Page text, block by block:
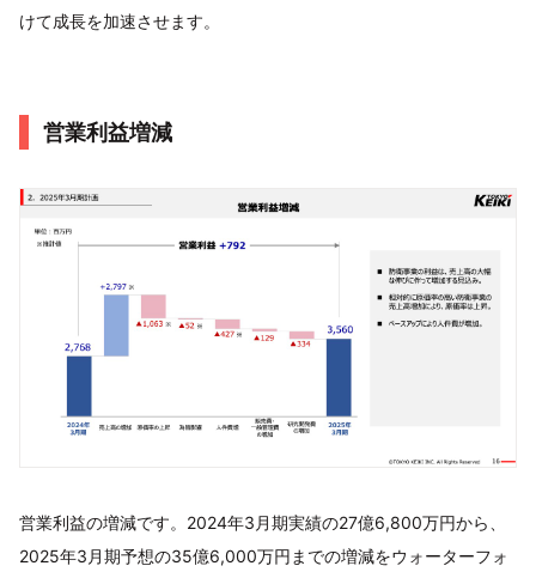
けて成長を加速させます。
営業利益増減
営業利益の増減です。2024年3月期実績の27億6,800万円から、
2025年3月期予想の35億6,000万円までの増減をウォーターフォ